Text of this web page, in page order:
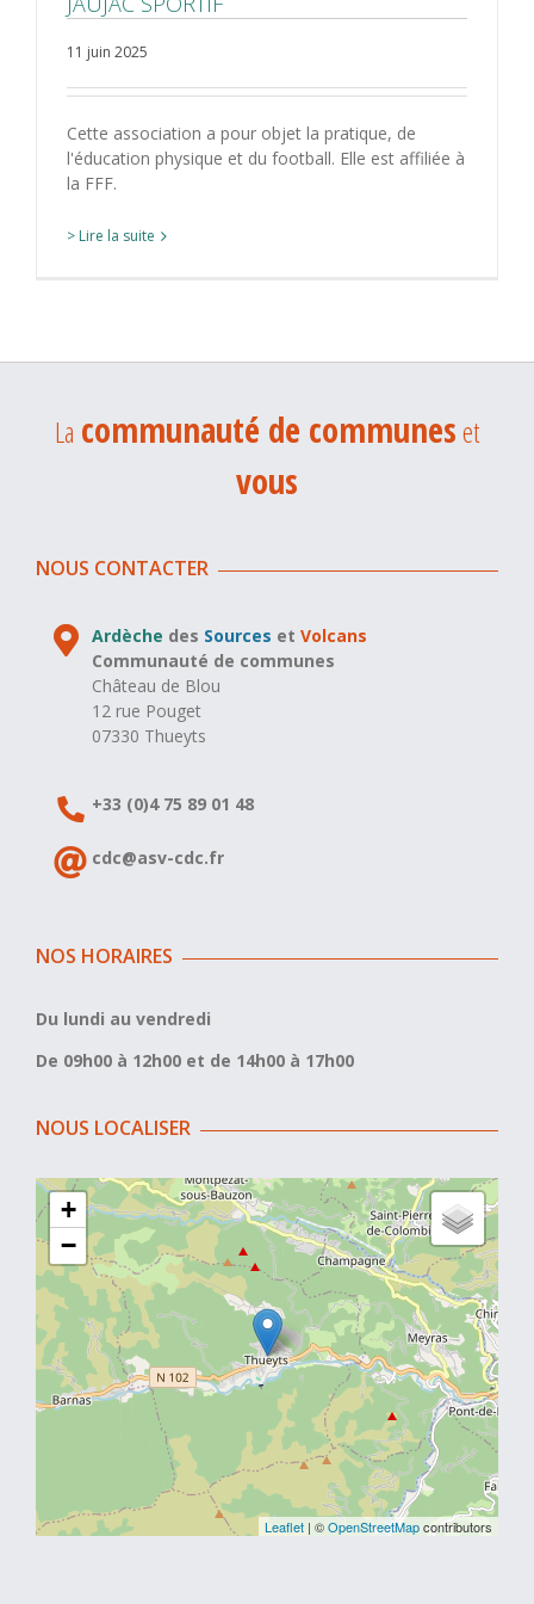
11 juin 2025
Cette association a pour objet la pratique, de
l'éducation physique et du football. Elle est affiliée à
la FFF.
> Lire la suite
La communauté de communeset
vous
NOUS CONTACTER
Ardèche des Sources etVolcans
Communauté de communes
Château de Blou
12 rue Pouget
07330 Thueyts
+33 (0)4 75 89 01 48
cdc@asv-cdc.fr
NOS HORAIRES
Du lundi au vendredi
De 09h00 à 12h00 et de 14h00 à 17h00
NOUS LOCALISER
+
−
Leaflet | ©OpenStreetMapcontributors